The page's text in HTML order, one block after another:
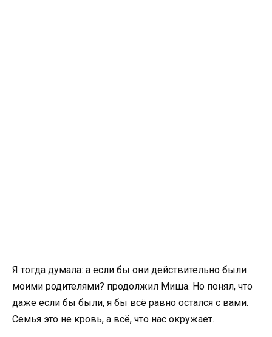
Я тогда думала: а если бы они действительно были
моими родителями? продолжил Миша. Но понял, что
даже если бы были, я бы всё равно остался с вами.
Семья это не кровь, а всё, что нас окружает.